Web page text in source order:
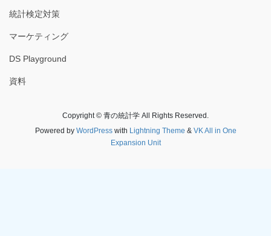
統計検定対策
マーケティング
DS Playground
資料
Copyright © 青の統計学 All Rights Reserved.
Powered by WordPresswith Lightning Theme & VK All in One
Expansion Unit